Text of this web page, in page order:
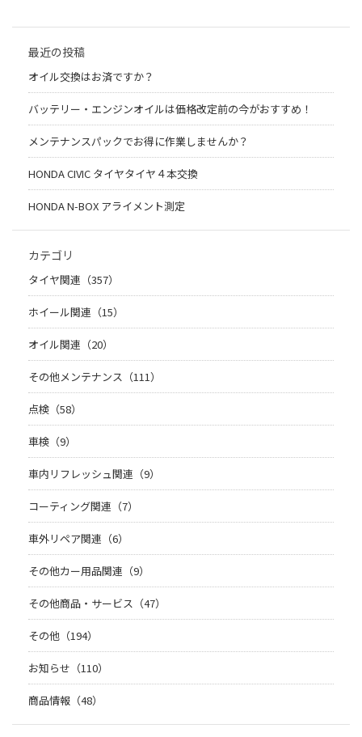
最近の投稿
オイル交換はお済ですか？
バッテリー・エンジンオイルは価格改定前の今がおすすめ！
メンテナンスパックでお得に作業しませんか？
HONDA CIVIC タイヤタイヤ４本交換
HONDA N-BOX アライメント測定
カテゴリ
タイヤ関連（357）
ホイール関連（15）
オイル関連（20）
その他メンテナンス（111）
点検（58）
車検（9）
車内リフレッシュ関連（9）
コーティング関連（7）
車外リペア関連（6）
その他カー用品関連（9）
その他商品・サービス（47）
その他（194）
お知らせ（110）
商品情報（48）